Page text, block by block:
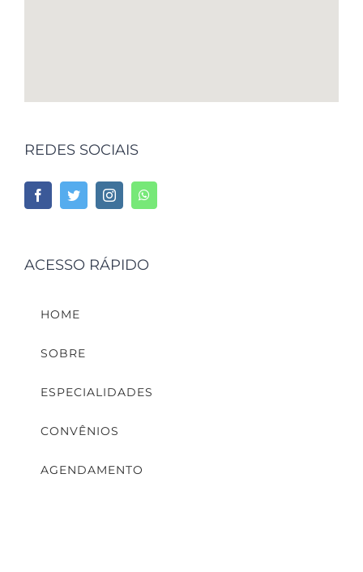
REDES SOCIAIS
ACESSO RÁPIDO
HOME
SOBRE
ESPECIALIDADES
CONVÊNIOS
AGENDAMENTO